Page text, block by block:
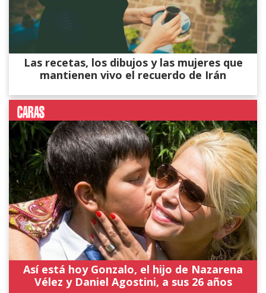
Las recetas, los dibujos y las mujeres que
mantienen vivo el recuerdo de Irán
Así está hoy Gonzalo, el hijo de Nazarena
Vélez y Daniel Agostini, a sus 26 años